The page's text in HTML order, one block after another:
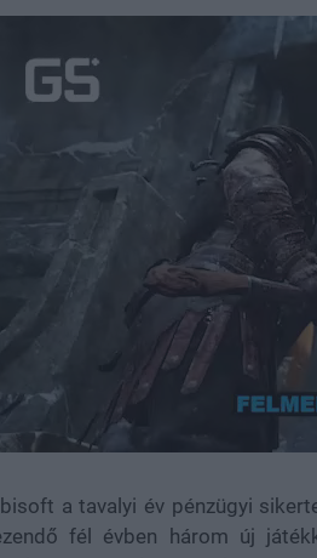
Unmute
22.17%
a tavalyi év pénzügyi
fél évben három új